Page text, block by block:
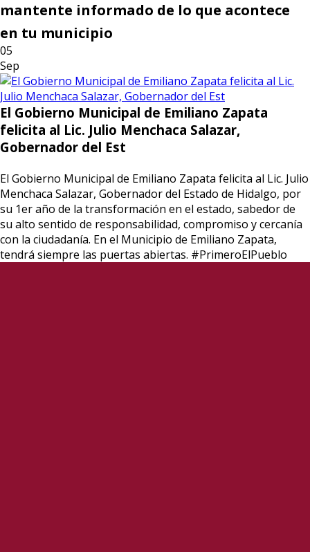
mantente informado de lo que acontece
en tu municipio
05
Sep
El Gobierno Municipal de Emiliano Zapata
felicita al Lic. Julio Menchaca Salazar,
Gobernador del Est
El Gobierno Municipal de Emiliano Zapata felicita al Lic. Julio
Menchaca Salazar, Gobernador del Estado de Hidalgo, por
su 1er año de la transformación en el estado, sabedor de
su alto sentido de responsabilidad, compromiso y cercanía
con la ciudadanía. En el Municipio de Emiliano Zapata,
tendrá siempre las puertas abiertas. #PrimeroElPueblo